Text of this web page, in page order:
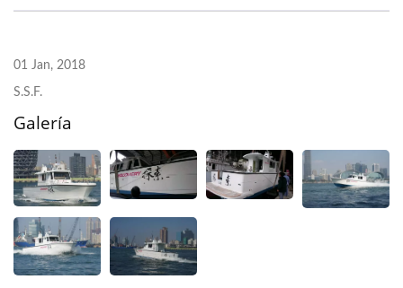
01 Jan, 2018
S.S.F.
Galería